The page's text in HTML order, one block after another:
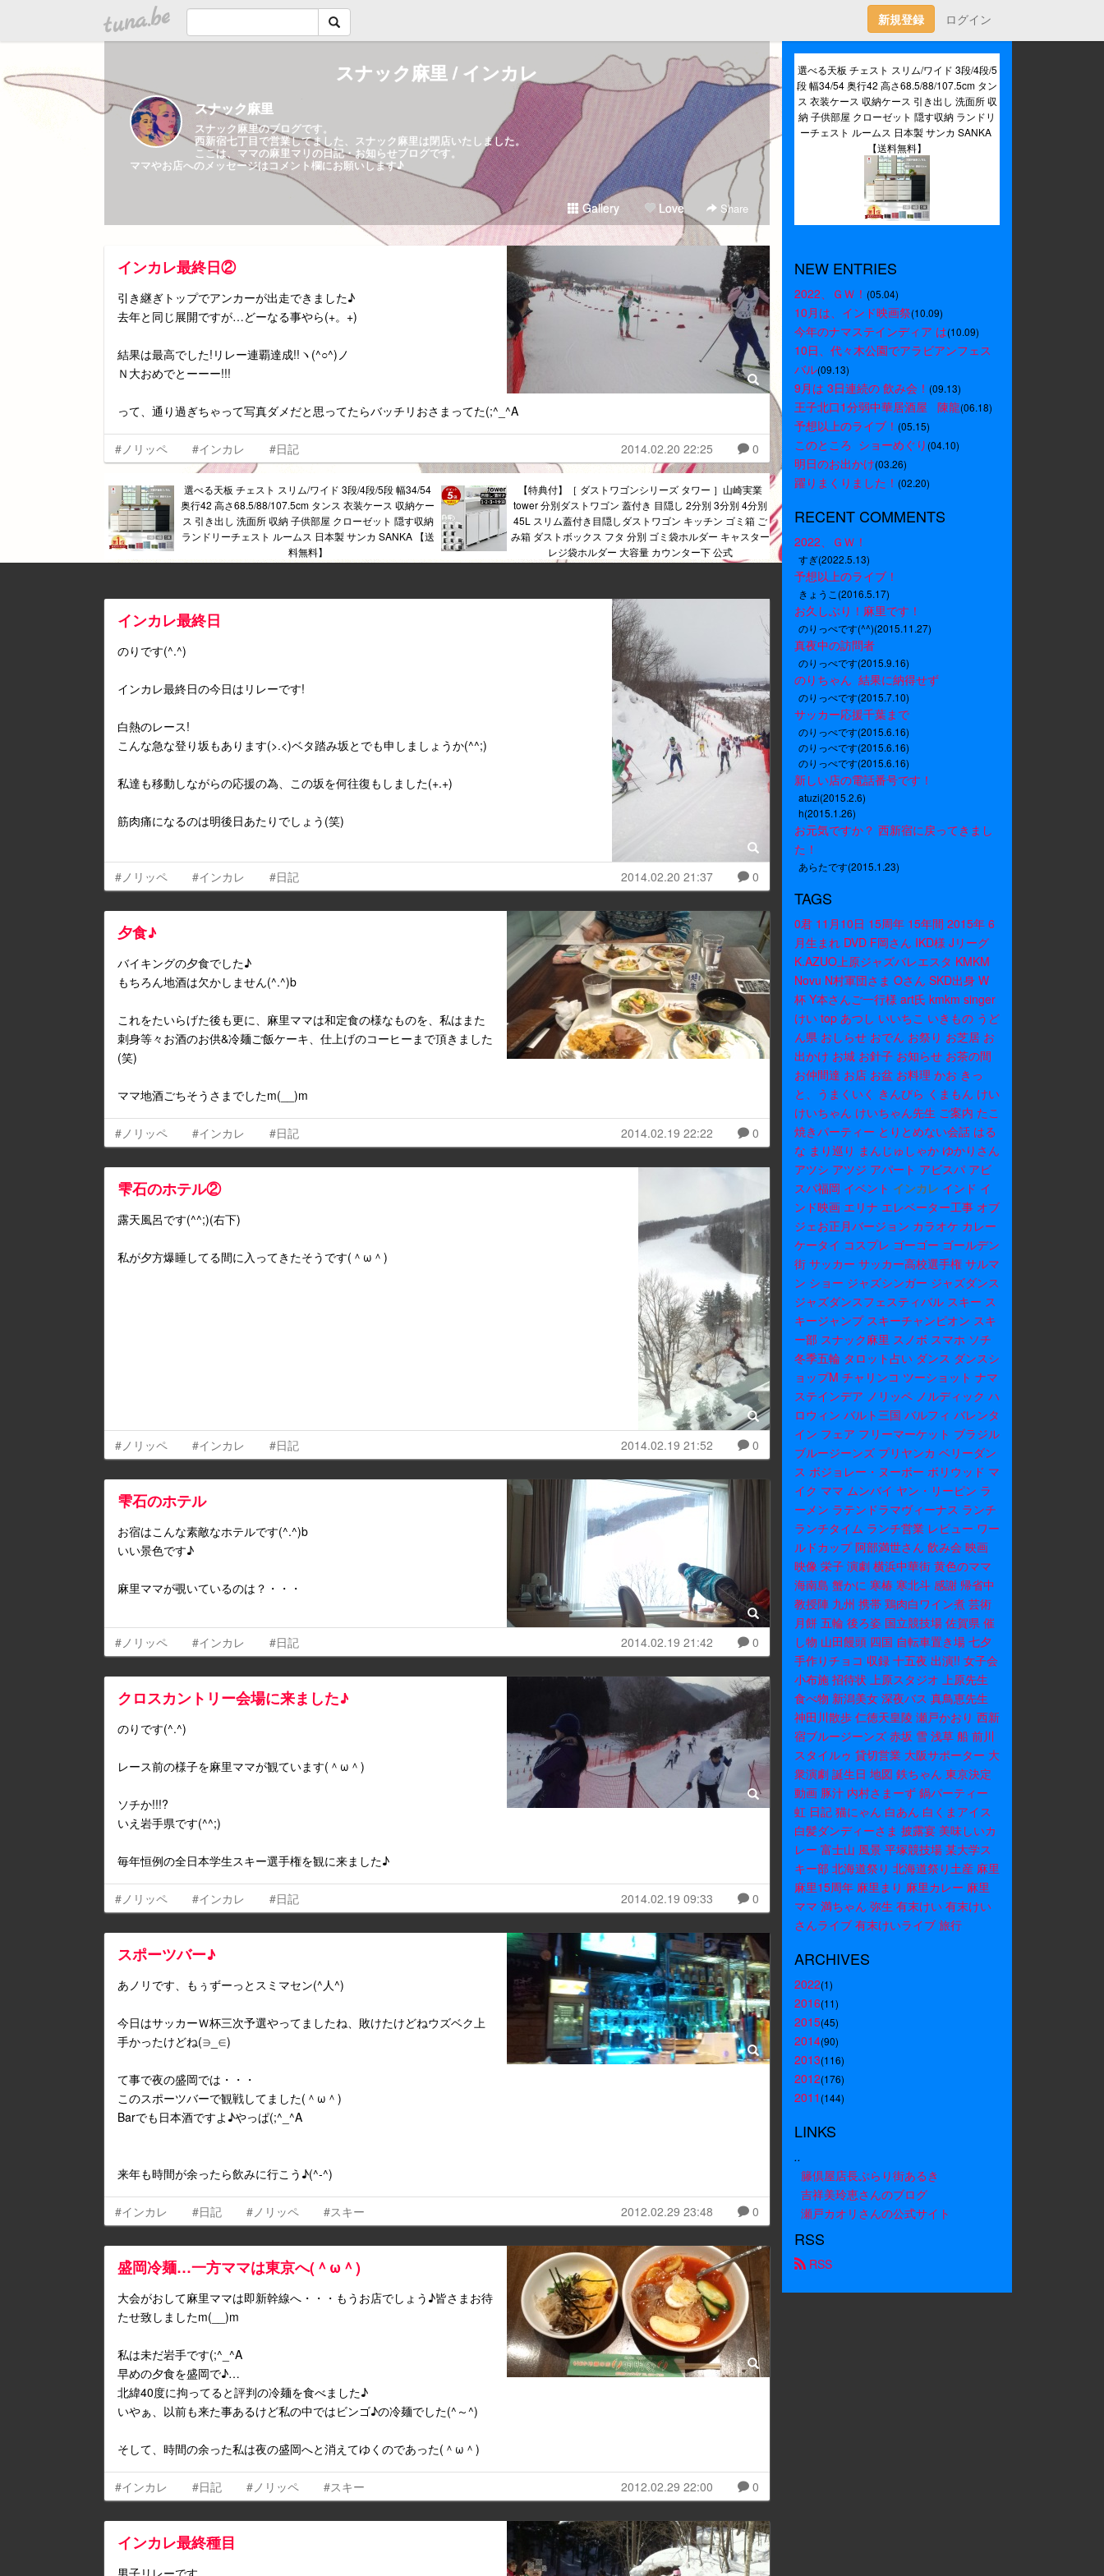
tuna.be 新規登録 ログイン
スナック麻里 / インカレ
スナック麻里
スナック麻里のブログです。
西新宿七丁目で営業してました、スナック麻里は閉店いたしました。
ここは、ママの麻里マリの日記・お知らせブログです。
ママやお店へのメッセージはコメント欄にお願いします♪
Gallery Love Share
インカレ最終日②
引き継ぎトップでアンカーが出走できました♪
去年と同じ展開ですが…どーなる事やら(+。+)
結果は最高でした!リレー連覇達成!!ヽ(^○^)ノ
Ｎ大おめでとーーー!!!
って、通り過ぎちゃって写真ダメだと思ってたらバッチリおさまってた(;^_^A
#ノリッペ #インカレ #日記 2014.02.20 22:25 0
選べる天板 チェスト スリム/ワイド 3段/4段/5段 幅34/54
奥行42 高さ68.5/88/107.5cm タンス 衣装ケース 収納ケー
ス 引き出し 洗面所 収納 子供部屋 クローゼット 隠す収納
ランドリーチェスト ルームス 日本製 サンカ SANKA 【送
料無料】
【特典付】［ ダストワゴンシリーズ タワー ］山崎実業
tower 分別ダストワゴン 蓋付き 目隠し 2分別 3分別 4分別
45L スリム蓋付き目隠しダストワゴン キッチン ゴミ箱 ご
み箱 ダストボックス フタ 分別 ゴミ袋ホルダー キャスター
レジ袋ホルダー 大容量 カウンター下 公式
インカレ最終日
のりです(^.^)
インカレ最終日の今日はリレーです!
白熱のレース!
こんな急な登り坂もあります(>.<)ベタ踏み坂とでも申しましょうか(^^;)
私達も移動しながらの応援の為、この坂を何往復もしました(+.+)
筋肉痛になるのは明後日あたりでしょう(笑)
#ノリッペ #インカレ #日記 2014.02.20 21:37 0
夕食♪
バイキングの夕食でした♪
もちろん地酒は欠かしません(^.^)b
これをたいらげた後も更に、麻里ママは和定食の様なものを、私はまた
刺身等々お酒のお供&冷麺ご飯ケーキ、仕上げのコーヒーまで頂きました
(笑)
ママ地酒ごちそうさまでしたm(__)m
#ノリッペ #インカレ #日記 2014.02.19 22:22 0
雫石のホテル②
露天風呂です(^^;)(右下)
私が夕方爆睡してる間に入ってきたそうです(＾ω＾)
#ノリッペ #インカレ #日記 2014.02.19 21:52 0
雫石のホテル
お宿はこんな素敵なホテルです(^.^)b
いい景色です♪
麻里ママが覗いているのは？・・・
#ノリッペ #インカレ #日記 2014.02.19 21:42 0
クロスカントリー会場に来ました♪
のりです(^.^)
レース前の様子を麻里ママが観ています(＾ω＾)
ソチか!!!?
いえ岩手県です(^^;)
毎年恒例の全日本学生スキー選手権を観に来ました♪
#ノリッペ #インカレ #日記 2014.02.19 09:33 0
スポーツバー♪
あノリです、もぅずーっとスミマセン(^人^)
今日はサッカーＷ杯三次予選やってましたね、敗けたけどねウズベク上
手かったけどね(∋_∈)
て事で夜の盛岡では・・・
このスポーツバーで観戦してました(＾ω＾)
Barでも日本酒ですよ♪やっぱ(;^_^A
来年も時間が余ったら飲みに行こう♪(^-^)
#インカレ #日記 #ノリッペ #スキー 2012.02.29 23:48 0
盛岡冷麺…一方ママは東京へ(＾ω＾)
大会がおして麻里ママは即新幹線へ・・・もうお店でしょう♪皆さまお待
たせ致しましたm(__)m
私は未だ岩手です(;^_^A
早めの夕食を盛岡で♪…
北緯40度に拘ってると評判の冷麺を食べました♪
いやぁ、以前も来た事あるけど私の中ではビンゴ♪の冷麺でした(^～^)
そして、時間の余った私は夜の盛岡へと消えてゆくのであった(＾ω＾)
#インカレ #日記 #ノリッペ #スキー 2012.02.29 22:00 0
インカレ最終種目
男子リレーです。
選べる天板 チェスト スリム/ワイド 3段/4段/5
段 幅34/54 奥行42 高さ68.5/88/107.5cm タン
ス 衣装ケース 収納ケース 引き出し 洗面所 収
納 子供部屋 クローゼット 隠す収納 ランドリ
ーチェスト ルームス 日本製 サンカ SANKA
【送料無料】
NEW ENTRIES
2022、ＧＷ！ (05.04)
10月は、インド映画祭(10.09)
今年のナマステインディア は(10.09)
10日、代々木公園でアラビアンフェス
バル(09.13)
9月は 3日連続の 飲み会！ (09.13)
王子北口1分弱中華居酒屋   陳龍(06.18)
予想以上のライブ！ (05.15)
このところ  ショーめぐり(04.10)
明日のお出かけ(03.26)
躍りまくりました！ (02.20)
RECENT COMMENTS
2022、ＧＷ！
すぎ(2022.5.13)
予想以上のライブ！
きょうこ(2016.5.17)
お久しぶり！麻里です！
のりっぺです(^^)(2015.11.27)
真夜中の訪問者
のりっぺです(2015.9.16)
のりちゃん  結果に納得せず
のりっぺです(2015.7.10)
サッカー応援千葉まで
のりっぺです(2015.6.16)
のりっぺです(2015.6.16)
のりっぺです(2015.6.16)
新しい店の電話番号です！
atuzi(2015.2.6)
h(2015.1.26)
お元気ですか？ 西新宿に戻ってきまし
た！
あらたです(2015.1.23)
TAGS
0君 11月10日 15周年 15年間 2015年 6
月生まれ DVD F岡さん IKD様 Jリーグ
K.AZUO上原ジャズバレエスタ KMKM
Novu N村軍団さま Oさん SKD出身 W
杯 Y本さんご一行様 art氏 kmkm singer
けい top あつし いいちこ いきもの うど
ん県 おしらせ おでん お祭り お芝居 お
出かけ お城 お針子 お知らせ お茶の間
お仲間達 お店 お盆 お料理 かお きっ
と、うまくいく きんびら くまもん けい
けいちゃん けいちゃん先生 ご案内 たこ
焼きパーティー とりとめない会話 はる
な まり巡り まんじゅしゃか ゆかりさん
アツシ アツジ アパート アビスパ アビ
スパ福岡 イベント インカレ インド イ
ンド映画 エリナ エレベーター工事 オブ
ジェお正月バージョン カラオケ カレー
ケータイ コスプレ ゴーゴー ゴールデン
街 サッカー サッカー高校選手権 サルマ
ン ショー ジャズシンガー ジャズダンス
ジャズダンスフェスティバル スキー ス
キージャンプ スキーチャンピオン スキ
ー部 スナック麻里 スノボ スマホ ソチ
冬季五輪 タロット占い ダンス ダンスシ
ョップM チャリンコ ツーショット ナマ
ステインデア ノリッペ ノルディック ハ
ロウィン バルト三国 バルフィ バレンタ
イン フェア フリーマーケット ブラジル
ブルージーンズ プリヤンカ ベリーダン
ス ボジョレー・ヌーボー ボリウッド マ
イク ママ ムンバイ ヤン・リーピン ラ
ーメン ラテンドラマヴィーナス ランチ
ランチタイム ランチ営業 レビュー ワー
ルドカップ 阿部満世さん 飲み会 映画
映像 栄子 演劇 横浜中華街 黄色のママ
海南島 蟹かに 寒椿 寒北斗 感謝 帰省中
教授陣 九州 携帯 鶏肉白ワイン煮 芸術
月餅 五輪 後ろ姿 国立競技場 佐賀県 催
し物 山田饅頭 四国 自転車置き場 七夕
手作りチョコ 収録 十五夜 出演!! 女子会
小布施 招待状 上原スタジオ 上原先生
食べ物 新潟美女 深夜バス 真鳥恵先生
神田川散歩 仁徳天皇陵 瀬戸かおり 西新
宿ブルージーンズ 赤坂 雪 浅草 船 前川
スタイルゥ 貸切営業 大阪サポーター 大
衆演劇 誕生日 地図 鉄ちゃん 東京決定
動画 豚汁 内村さまーず 鍋パーティー
虹 日記 猫にゃん 白あん 白くまアイス
白髪ダンディーさま 披露宴 美味しいカ
レー 富士山 風景 平塚競技場 某大学ス
キー部 北海道祭り 北海道祭り土産 麻里
麻里15周年 麻里まり 麻里カレー 麻里
ママ 満ちゃん 弥生 有末けい 有末けい
さんライブ 有末けいライブ 旅行
ARCHIVES
2022(1)
2016(11)
2015(45)
2014(90)
2013(116)
2012(176)
2011(144)
LINKS
..
籐倶屋店長ぶらり街あるき
吉祥美玲恵さんのブログ
瀬戸カオリさんの公式サイト
RSS
RSS